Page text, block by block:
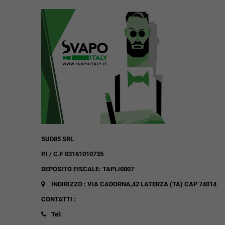
SUD85 SRL
P.I / C.F 03161010735
DEPOSITO FISCALE: TAPLI0007
INDIRIZZO : VIA CADORNA,42 LATERZA (TA) CAP 74014
CONTATTI :
Tel: